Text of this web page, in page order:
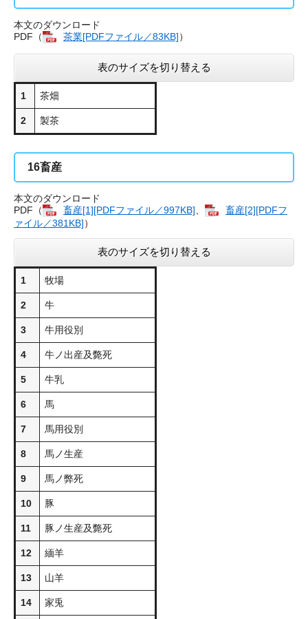
本文のダウンロード
PDF（
茶業[PDFファイル／83KB]）
表のサイズを切り替える
1 茶畑
2 製茶
16畜産
本文のダウンロード
PDF（
畜産[1][PDFファイル／997KB]
畜産[2][PDFフ
ァイル／381KB]）
表のサイズを切り替える
1 牧場
2 牛
3 牛用役別
4 牛ノ出産及斃死
5 牛乳
6 馬
7 馬用役別
8 馬ノ生産
9 馬ノ弊死
10 豚
11 豚ノ生産及斃死
12 緬羊
13 山羊
14 家兎